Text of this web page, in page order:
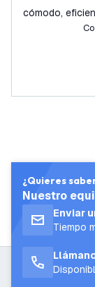
cómodo,
¿Quieres
Nuestro
Enviar
Tiempo